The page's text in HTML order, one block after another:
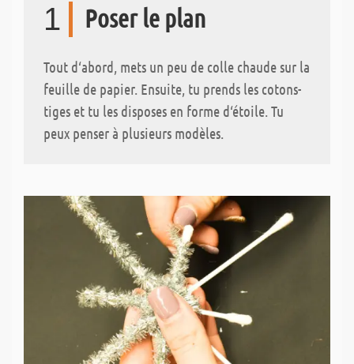
1 Poser le plan
Tout d‘abord, mets un peu de colle chaude sur la
feuille de papier. Ensuite, tu prends les cotons-
tiges et tu les disposes en forme d‘étoile. Tu
peux penser à plusieurs modèles.